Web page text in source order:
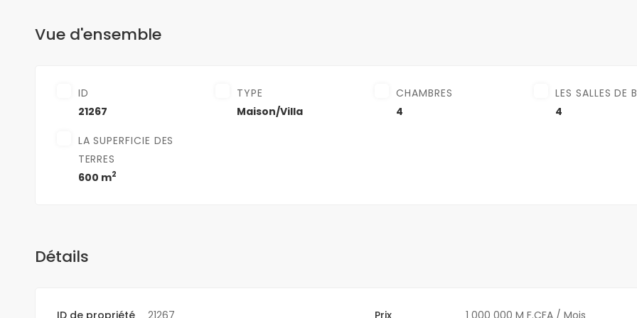
Vue d'ensemble
ID
21267
TYPE
Maison/Villa
CHAMBRES
4
LES SALLES DE
4
LA SUPERFICIE DES
TERRES
600 m2
Détails
ID de propriété 21267 Prix 1 000 000 M F.CFA / Mois